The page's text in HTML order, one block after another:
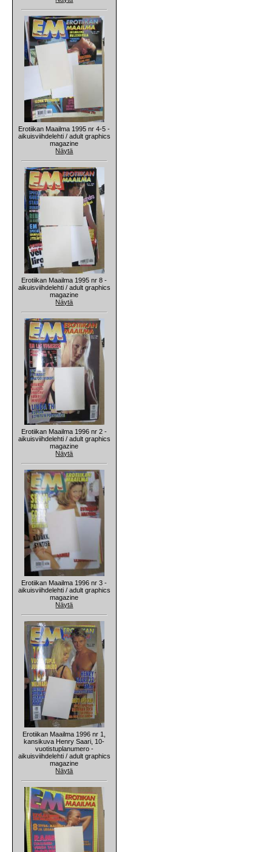
Erotiikan Maailma 1995 nr 4-5 -
aikuisviihdelehti / adult graphics
magazine
Näytä
Erotiikan Maailma 1995 nr 8 -
aikuisviihdelehti / adult graphics
magazine
Näytä
Erotiikan Maailma 1996 nr 2 -
aikuisviihdelehti / adult graphics
magazine
Näytä
Erotiikan Maailma 1996 nr 3 -
aikuisviihdelehti / adult graphics
magazine
Näytä
Erotiikan Maailma 1996 nr 1,
kansikuva Henry Saari, 10-
vuotistuplanumero -
aikuisviihdelehti / adult graphics
magazine
Näytä